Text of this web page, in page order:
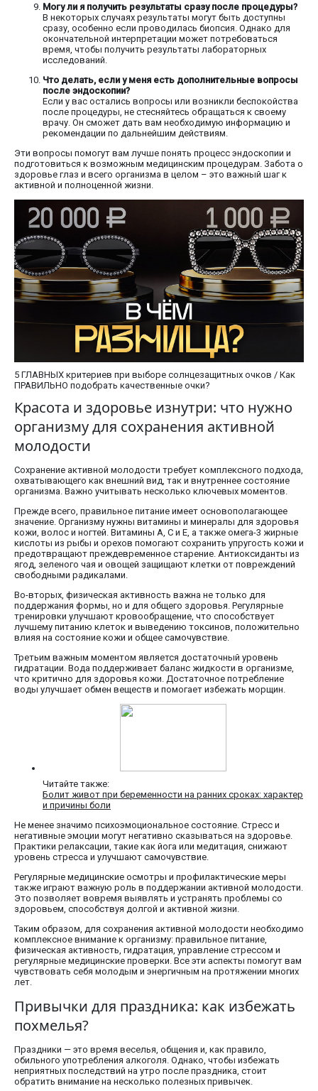
Могу ли я получить результаты сразу после процедуры?
В некоторых случаях результаты могут быть доступны
сразу, особенно если проводилась биопсия. Однако для
окончательной интерпретации может потребоваться
время, чтобы получить результаты лабораторных
исследований.
Что делать, если у меня есть дополнительные вопросы
после эндоскопии?
Если у вас остались вопросы или возникли беспокойства
после процедуры, не стесняйтесь обращаться к своему
врачу. Он сможет дать вам необходимую информацию и
рекомендации по дальнейшим действиям.
Эти вопросы помогут вам лучше понять процесс эндоскопии и
подготовиться к возможным медицинским процедурам. Забота о
здоровье глаз и всего организма в целом – это важный шаг к
активной и полноценной жизни.
5 ГЛАВНЫХ критериев при выборе солнцезащитных очков / Как
ПРАВИЛЬНО подобрать качественные очки?
Красота и здоровье изнутри: что нужно
организму для сохранения активной
молодости
Сохранение активной молодости требует комплексного подхода,
охватывающего как внешний вид, так и внутреннее состояние
организма. Важно учитывать несколько ключевых моментов.
Прежде всего, правильное питание имеет основополагающее
значение. Организму нужны витамины и минералы для здоровья
кожи, волос и ногтей. Витамины A, C и E, а также омега-3 жирные
кислоты из рыбы и орехов помогают сохранить упругость кожи и
предотвращают преждевременное старение. Антиоксиданты из
ягод, зеленого чая и овощей защищают клетки от повреждений
свободными радикалами.
Во-вторых, физическая активность важна не только для
поддержания формы, но и для общего здоровья. Регулярные
тренировки улучшают кровообращение, что способствует
лучшему питанию клеток и выведению токсинов, положительно
влияя на состояние кожи и общее самочувствие.
Третьим важным моментом является достаточный уровень
гидратации. Вода поддерживает баланс жидкости в организме,
что критично для здоровья кожи. Достаточное потребление
воды улучшает обмен веществ и помогает избежать морщин.
Читайте также:
Болит живот при беременности на ранних сроках: характер
и причины боли
Не менее значимо психоэмоциональное состояние. Стресс и
негативные эмоции могут негативно сказываться на здоровье.
Практики релаксации, такие как йога или медитация, снижают
уровень стресса и улучшают самочувствие.
Регулярные медицинские осмотры и профилактические меры
также играют важную роль в поддержании активной молодости.
Это позволяет вовремя выявлять и устранять проблемы со
здоровьем, способствуя долгой и активной жизни.
Таким образом, для сохранения активной молодости необходимо
комплексное внимание к организму: правильное питание,
физическая активность, гидратация, управление стрессом и
регулярные медицинские проверки. Все эти аспекты помогут вам
чувствовать себя молодым и энергичным на протяжении многих
лет.
Привычки для праздника: как избежать
похмелья?
Праздники — это время веселья, общения и, как правило,
обильного употребления алкоголя. Однако, чтобы избежать
неприятных последствий на утро после праздника, стоит
обратить внимание на несколько полезных привычек.